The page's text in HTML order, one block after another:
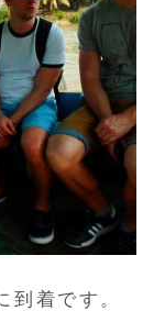
到着です。